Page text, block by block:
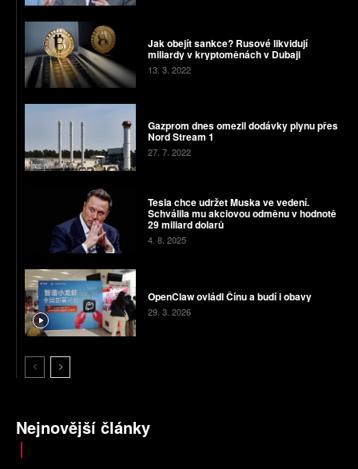
Jak obejít sankce? Rusové likvidují
miliardy v kryptoměnách v Dubaji
13. 3. 2022
Gazprom dnes omezil dodávky plynu přes
Nord Stream 1
27. 7. 2022
Tesla chce udržet Muska ve vedení.
Schválila mu akciovou odměnu v hodnotě
29 miliard dolarů
4. 8. 2025
OpenClaw ovládl Čínu a budí i obavy
29. 3. 2026
Nejnovější články